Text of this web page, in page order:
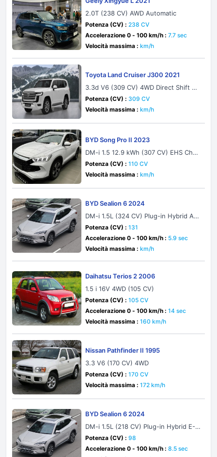
2.0T (238 CV) AWD Automatic
Potenza (CV) : 238 CV
Accelerazione 0 - 100 km/h : 7.7 sec
Velocità massima : km/h
Toyota Land Cruiser J300 2021
3.3d V6 (309 CV) 4WD Direct Shift 5
Seat
Potenza (CV) : 309 CV
Velocità massima : km/h
BYD Song Pro II 2023
DM-i 1.5 12.9 kWh (307 CV) EHS Cha
mpion Edition
Potenza (CV) : 110 CV
Velocità massima : km/h
BYD Sealion 6 2024
DM-i 1.5L (324 CV) Plug-in Hybrid AW
D E-CVT
Potenza (CV) : 131
Accelerazione 0 - 100 km/h : 5.9 sec
Velocità massima : km/h
Daihatsu Terios 2 2006
1.5 i 16V 4WD (105 CV)
Potenza (CV) : 105 CV
Accelerazione 0 - 100 km/h : 14 sec
Velocità massima : 160 km/h
Nissan Pathfinder II 1995
3.3 V6 (170 CV) 4WD
Potenza (CV) : 170 CV
Velocità massima : 172 km/h
BYD Sealion 6 2024
DM-i 1.5L (218 CV) Plug-in Hybrid E-C
VT
Potenza (CV) : 98
Accelerazione 0 - 100 km/h : 8.5 sec